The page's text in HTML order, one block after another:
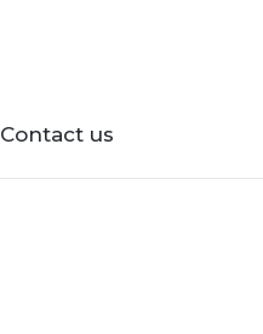
Contact us